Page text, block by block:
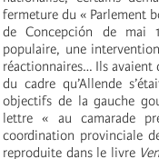
fermeture du « Parlement
de Concepción de mai
populaire, une
réactionnaires… Ils avaient
du cadre qu’Allende
objectifs de la gauche
lettre « au camarade
coordination provinciale
reproduite dans le livre